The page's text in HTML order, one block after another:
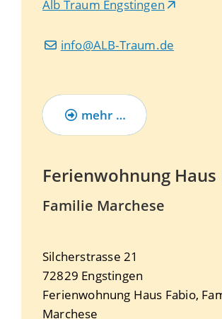
Alb Traum Engstingen
info@ALB-Traum.de
mehr …
Ferienwohnung Haus
Familie Marchese
Ferienwohnung Haus Fabio,
Marchese
Silcherstrasse 21
72829 Engstingen